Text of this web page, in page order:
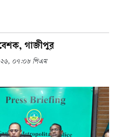
গাজীপুর
০৭:০৮ পিএম